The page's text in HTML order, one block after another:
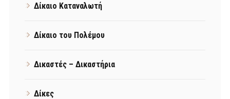
Δίκαιο Καταναλωτή
Δίκαιο του Πολέμου
Δικαστές – Δικαστήρια
Δίκες